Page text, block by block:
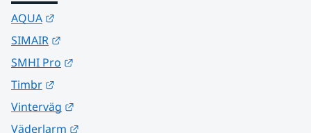
AQUA
SIMAIR
SMHI Pro
Timbr
Vinterväg
Väderlarm